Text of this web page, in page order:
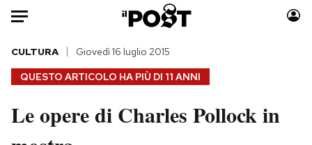
Auto
HOME
Italia
Moda
QUESTO ARTICOLO HA PIÙ DI 11 ANNI
CULTURA Giovedì 16 luglio 2015
Le opere di Charles Pollock in